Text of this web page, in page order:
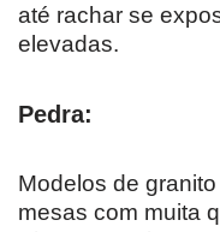
até rachar se
elevadas.
Pedra:
Modelos de
mesas com muita